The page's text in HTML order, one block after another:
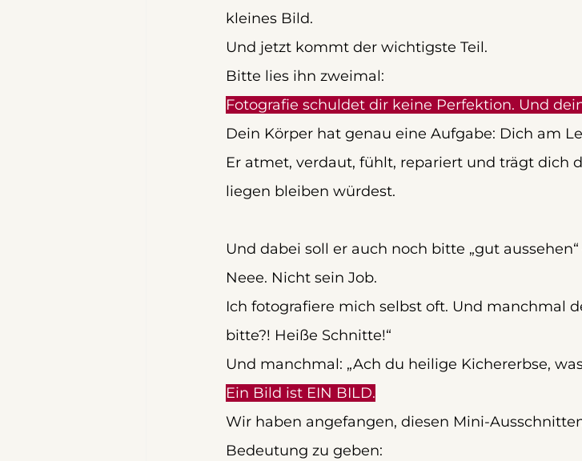
kleines Bild.
Und jetzt kommt der wichtigste Teil.
Bitte lies ihn zweimal:
Fotografie schuldet dir keine Perfektion. Und
Dein Körper hat genau eine Aufgabe: Dich am
Er atmet, verdaut, fühlt, repariert und trägt dich
liegen bleiben würdest.
Und dabei soll er auch noch bitte „gut
Neee. Nicht sein Job.
Ich fotografiere mich selbst oft. Und manchmal
bitte?! Heiße Schnitte!“
Und manchmal: „Ach du heilige Kichererbse,
Ein Bild ist EIN BILD.
Wir haben angefangen, diesen Mini-
Bedeutung zu geben: